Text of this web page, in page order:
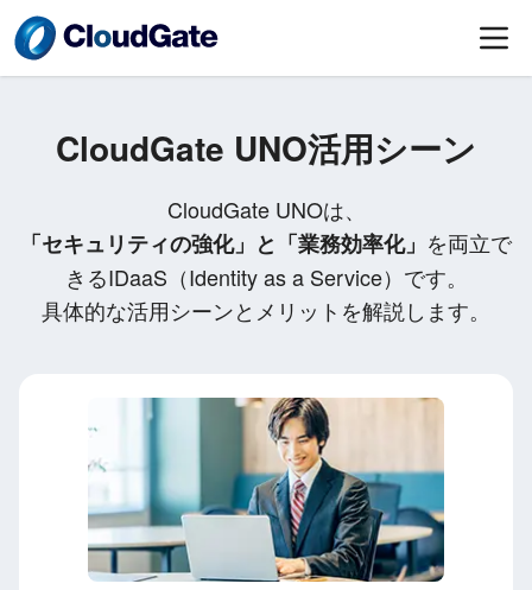
CloudGate UNO活用シーン
CloudGate UNOは、
「セキュリティの強化」と「業務効率化」 を両立で
きるIDaaS（Identity as a Service）です。
具体的な活用シーンとメリットを解説します。